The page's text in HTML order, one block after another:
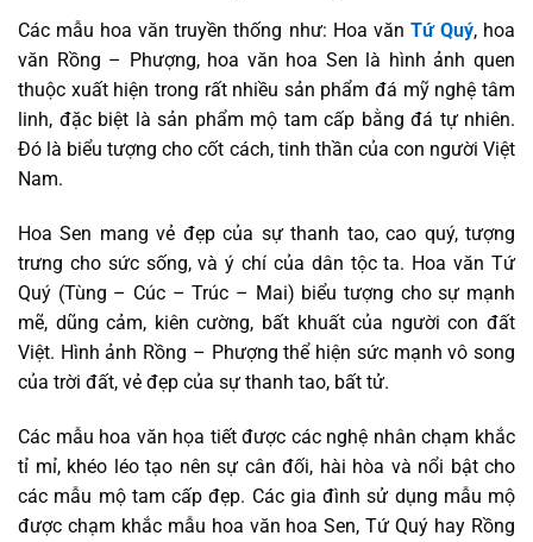
Các mẫu hoa văn truyền thống như: Hoa văn Tứ Quý, hoa
văn Rồng – Phượng, hoa văn hoa Sen là hình ảnh quen
thuộc xuất hiện trong rất nhiều sản phẩm đá mỹ nghệ tâm
linh, đặc biệt là sản phẩm mộ tam cấp bằng đá tự nhiên.
Đó là biểu tượng cho cốt cách, tinh thần của con người Việt
Nam.
Hoa Sen mang vẻ đẹp của sự thanh tao, cao quý, tượng
trưng cho sức sống, và ý chí của dân tộc ta. Hoa văn Tứ
Quý (Tùng – Cúc – Trúc – Mai) biểu tượng cho sự mạnh
mẽ, dũng cảm, kiên cường, bất khuất của người con đất
Việt. Hình ảnh Rồng – Phượng thể hiện sức mạnh vô song
của trời đất, vẻ đẹp của sự thanh tao, bất tử.
Các mẫu hoa văn họa tiết được các nghệ nhân chạm khắc
tỉ mỉ, khéo léo tạo nên sự cân đối, hài hòa và nổi bật cho
các mẫu mộ tam cấp đẹp. Các gia đình sử dụng mẫu mộ
được chạm khắc mẫu hoa văn hoa Sen, Tứ Quý hay Rồng